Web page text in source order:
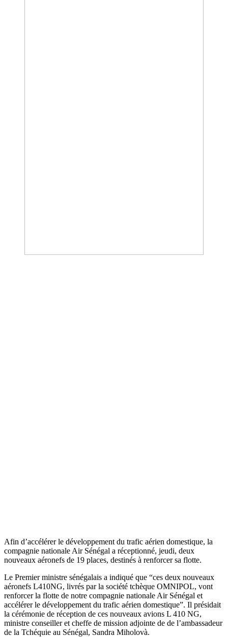
Afin d’accélérer le développement du trafic aérien domestique, la
compagnie nationale Air Sénégal a réceptionné, jeudi, deux
nouveaux aéronefs de 19 places, destinés à renforcer sa flotte.
Le Premier ministre sénégalais a indiqué que “ces deux nouveaux
aéronefs L410NG, livrés par la société tchèque OMNIPOL, vont
renforcer la flotte de notre compagnie nationale Air Sénégal et
accélérer le développement du trafic aérien domestique”. Il présidait
la cérémonie de réception de ces nouveaux avions L 410 NG,
ministre conseiller et cheffe de mission adjointe de de l’ambassadeur
de la Tchéquie au Sénégal, Sandra Miholovà.